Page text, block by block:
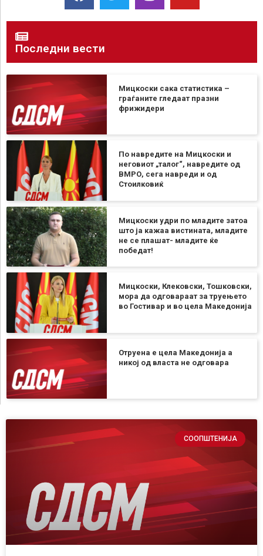
Последни вести
Мицкоски сака статистика –
граѓаните гледаат празни
фрижидери
По навредите на Мицкоски и
неговиот „талог“, навредите од
ВМРО, сега навреди и од
Стоилковиќ
Мицкоски удри по младите затоа
што ја кажаа вистината, младите
не се плашат- младите ќе
победат!
Мицкоски, Клековски, Тошковски,
мора да одговараат за труењето
во Гостивар и во цела Македонија
Отруена е цела Македонија а
никој од власта не одговара
СООПШТЕНИЈА